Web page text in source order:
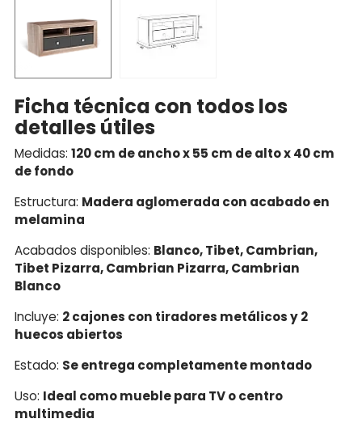
Ficha técnica con todos los
detalles útiles
Medidas: 120 cm de ancho x 55 cm de alto x 40 cm
de fondo
Estructura: Madera aglomerada con acabado en
melamina
Acabados disponibles: Blanco, Tibet, Cambrian,
Tibet Pizarra, Cambrian Pizarra, Cambrian
Blanco
Incluye: 2 cajones con tiradores metálicos y 2
huecos abiertos
Estado: Se entrega completamente montado
Uso: Ideal como mueble para TV o centro
multimedia